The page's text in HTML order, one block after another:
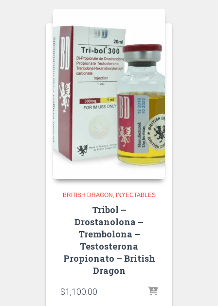
BRITISH DRAGON INYECTABLES
Tribol –
Drostanolona –
Trembolona –
Testosterona
Propionato – British
Dragon
$1,100.00